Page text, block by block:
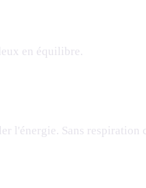
en équilibre.
l'énergie. Sans respiration